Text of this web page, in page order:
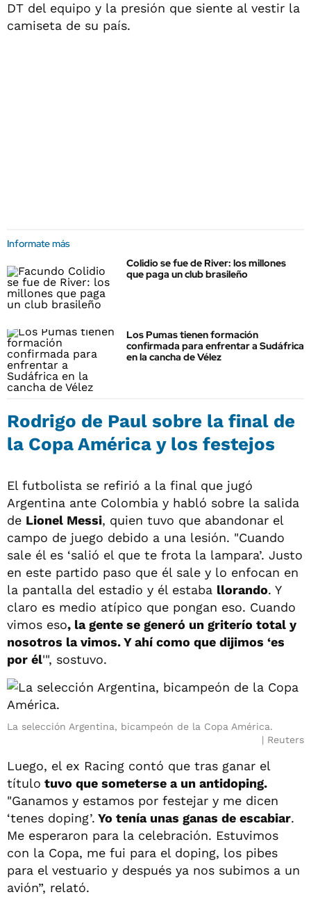
DT del equipo y la presión que siente al vestir la
camiseta de su país.
Informate más
Colidio se fue de River: los millones
que paga un club brasileño
Los Pumas tienen formación
confirmada para enfrentar a Sudáfrica
en la cancha de Vélez
Rodrigo de Paul sobre la final de
la Copa América y los festejos
El futbolista se refirió a la final que jugó
Argentina ante Colombia y habló sobre la salida
de Lionel Messi, quien tuvo que abandonar el
campo de juego debido a una lesión. "Cuando
sale él es ‘salió el que te frota la lampara’. Justo
en este partido paso que él sale y lo enfocan en
la pantalla del estadio y él estaba llorando. Y
claro es medio atípico que pongan eso. Cuando
vimos eso, la gente se generó un griterío total y
nosotros la vimos. Y ahí como que dijimos ‘es
por él'", sostuvo.
La selección Argentina, bicampeón de la Copa América.
Reuters
Luego, el ex Racing contó que tras ganar el
título tuvo que someterse a un antidoping.
"Ganamos y estamos por festejar y me dicen
‘tenes doping’. Yo tenía unas ganas de escabiar.
Me esperaron para la celebración. Estuvimos
con la Copa, me fui para el doping, los pibes
para el vestuario y después ya nos subimos a un
avión”, relató.